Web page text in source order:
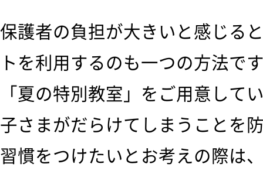
保護者の負担が大きいと感じる
トを利用するのも一つの方法で
「夏の特別教室」をご用意して
子さまがだらけてしまうことを
習慣をつけたいとお考えの際は